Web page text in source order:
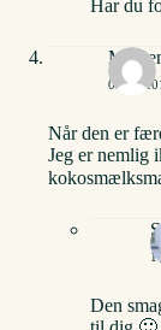
Har du
09/11/
Når den er
Jeg er nemlig
Den